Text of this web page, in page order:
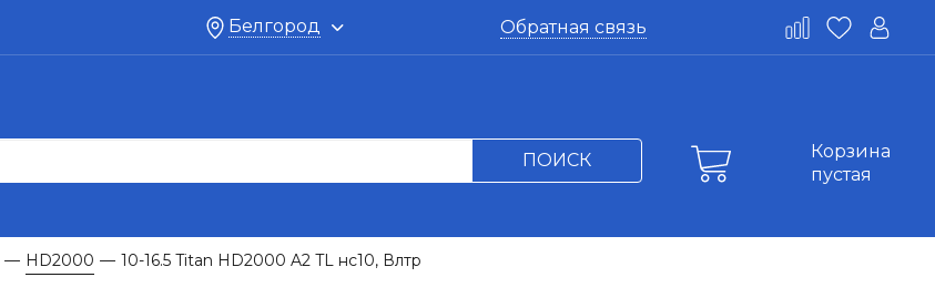
Белгород Обратная связь
ПОИСК
Корзина
пустая
— HD2000 — 10-16.5 Titan HD2000 A2 TL нс10, Влтр